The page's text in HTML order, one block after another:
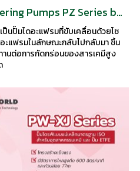
PZ Series by
นปั๊มไดอะแฟรมที่ขับเคลื่อนด้วยโซ
ะแฟรมในลักษณะกลับไปกลับมา ชิ้น
นต่อการกัดกร่อนของสารเคมีสูง